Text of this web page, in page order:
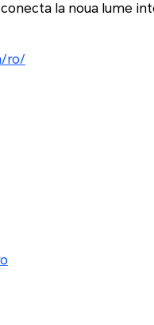
la noua lume
ro/